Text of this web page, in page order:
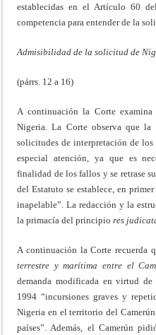
establecidas en el Artículo 60
competencia para entender de la
Admisibilidad de la solicitud de
(párrs. 12 a 16)
A continuación la Corte
Nigeria. La Corte observa que
solicitudes de interpretación de
especial atención, ya que es
finalidad de los fallos y se retrase
del Estatuto se establece, en
inapelable”. La redacción y la
la primacía del principiores
A continuación la Corte recuerda
terrestre y marítima entre el
demanda modificada en virtud
1994 “incursiones graves y
Nigeria en el territorio del
países”. Además, el Camerún